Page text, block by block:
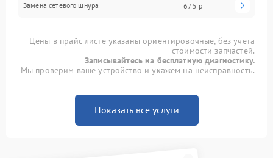
Замена сетевого шнура 675 р
Цены в прайс-листе указаны ориентировочные, без учета
стоимости запчастей.
Записывайтесь на бесплатную диагностику.
Мы проверим ваше устройство и укажем на неисправность.
Показать все услуги